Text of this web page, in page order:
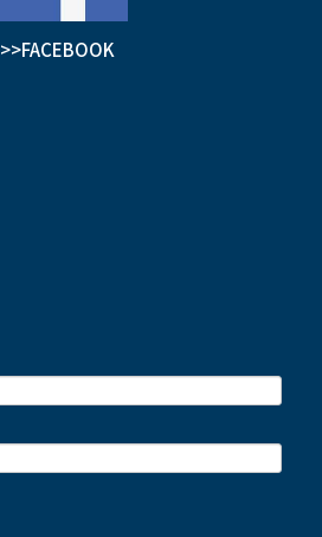
>>FACEBOOK